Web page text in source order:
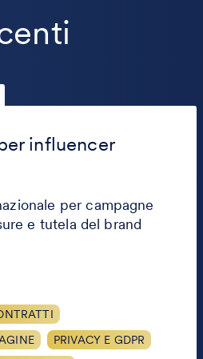
influencer
per campagne
e tutela del brand
PRIVACY E GDPR